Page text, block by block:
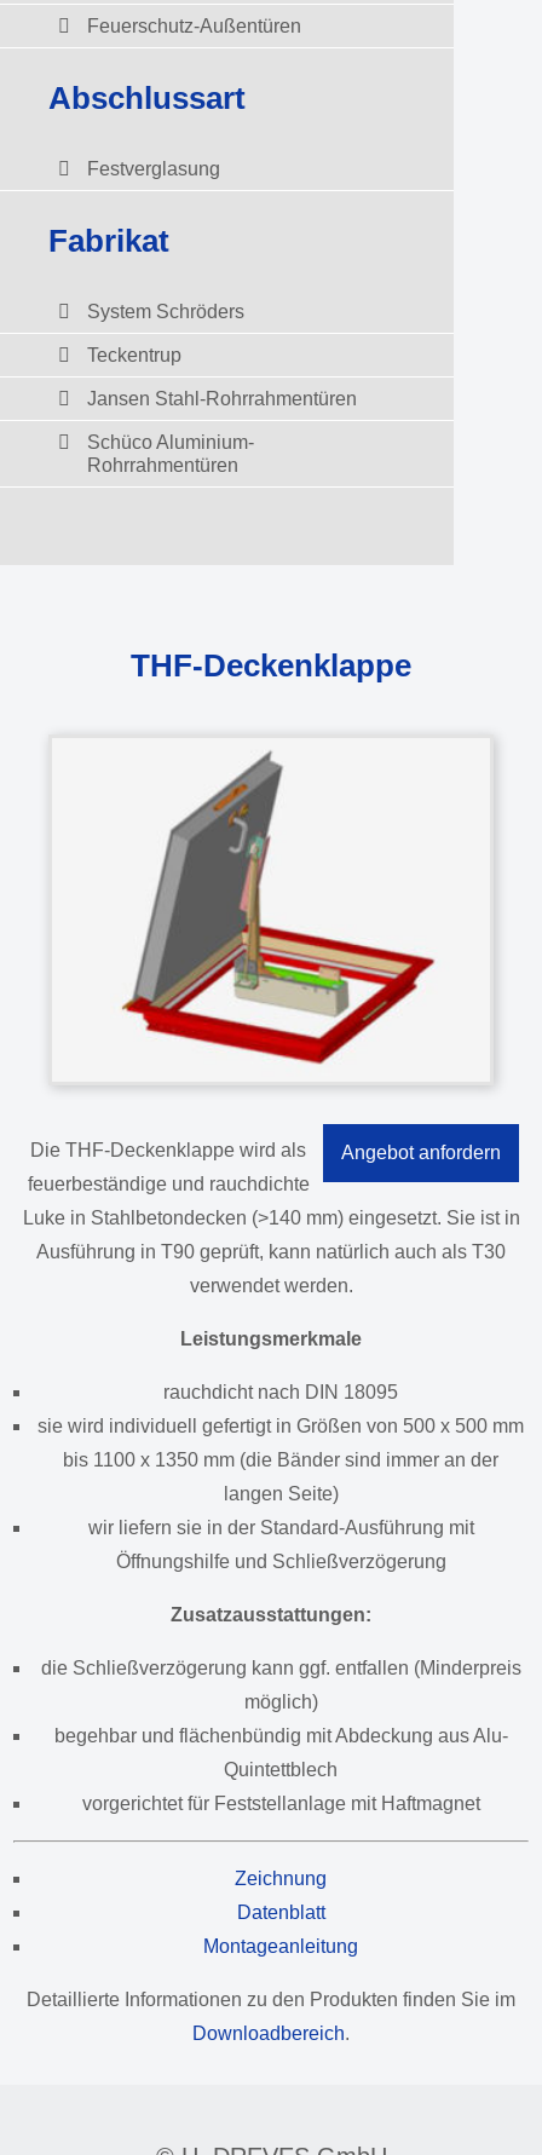
Feuerschutz-Außentüren
Abschlussart
Festverglasung
Fabrikat
System Schröders
Teckentrup
Jansen Stahl-Rohrrahmentüren
Schüco Aluminium-
Rohrrahmentüren
THF-Deckenklappe
Angebot anfordern
Die THF-Deckenklappe wird als
feuerbeständige und rauchdichte
Luke in Stahlbetondecken (>140 mm) eingesetzt. Sie ist in
Ausführung in T90 geprüft, kann natürlich auch als T30
verwendet werden.
Leistungsmerkmale
rauchdicht nach DIN 18095
sie wird individuell gefertigt in Größen von 500 x 500 mm
bis 1100 x 1350 mm (die Bänder sind immer an der
langen Seite)
wir liefern sie in der Standard-Ausführung mit
Öffnungshilfe und Schließverzögerung
Zusatzausstattungen:
die Schließverzögerung kann ggf. entfallen (Minderpreis
möglich)
begehbar und flächenbündig mit Abdeckung aus Alu-
Quintettblech
vorgerichtet für Feststellanlage mit Haftmagnet
Zeichnung
Datenblatt
Montageanleitung
Detaillierte Informationen zu den Produkten finden Sie im
Downloadbereich.